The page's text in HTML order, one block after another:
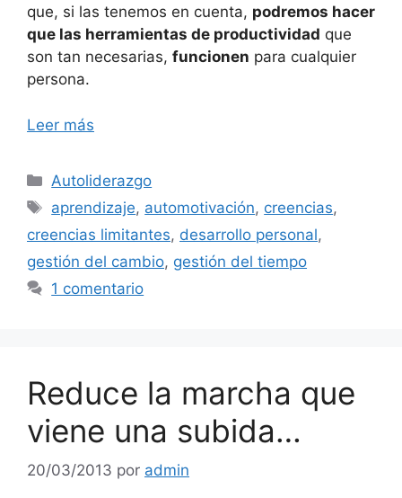
que, si las tenemos en cuenta, podremos hacer
que las herramientas de productividad que
son tan necesarias, funcionen para cualquier
persona.
Leer más
Categorías
Autoliderazgo
Etiquetas
aprendizaje, automotivación, creencias,
creencias limitantes, desarrollo personal,
gestión del cambio, gestión del tiempo
1 comentario
Reduce la marcha que
viene una subida…
20/03/2013 por admin